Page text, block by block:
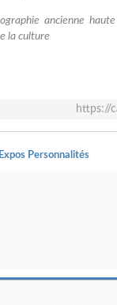
ancienne
la culture
https://
Personnalités